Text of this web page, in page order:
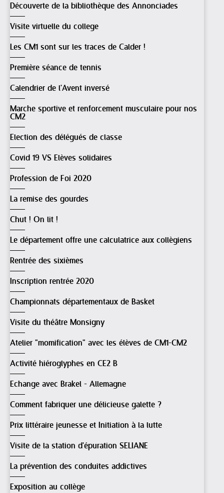
Découverte de la bibliothèque des Annonciades
Visite virtuelle du college
Les CM1 sont sur les traces de Calder !
Première séance de tennis
Calendrier de l'Avent inversé
Marche sportive et renforcement musculaire pour nos
CM2
Election des délégués de classe
Covid 19 VS Elèves solidaires
Profession de Foi 2020
La remise des gourdes
Chut ! On lit !
Le département offre une calculatrice aux collègiens
Rentrée des sixièmes
Inscription rentrée 2020
Championnats départementaux de Basket
Visite du théâtre Monsigny
Atelier "momification" avec les élèves de CM1-CM2
Activité hiéroglyphes en CE2 B
Echange avec Brakel - Allemagne
Comment fabriquer une délicieuse galette ?
Prix littéraire jeunesse et Initiation à la lutte
Visite de la station d'épuration SELIANE
La prévention des conduites addictives
Exposition au collège